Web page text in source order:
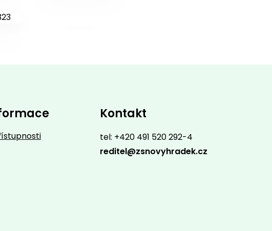
Kontakt
tel: +420 491 520 292-4
reditel@zsnovyhradek.cz